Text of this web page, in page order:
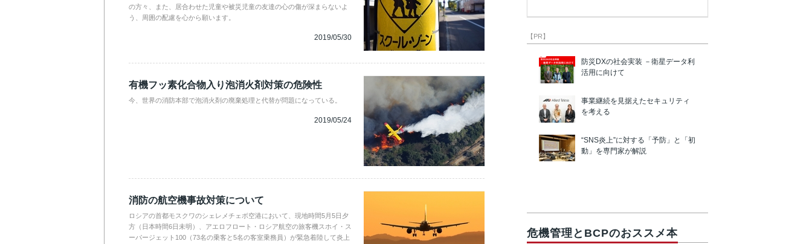
の方々、また、居合わせた児童や被災児童の友達の心の傷が深まらないよ
う、周囲の配慮を心から願います。
2019/05/30
有機フッ素化合物入り泡消火剤対策の危険性
今、世界の消防本部で泡消火剤の廃棄処理と代替が問題になっている。
2019/05/24
消防の航空機事故対策について
ロシアの首都モスクワのシェレメチェボ空港において、現地時間5月5日夕
方（日本時間6日未明）、アエロフロート・ロシア航空の旅客機スホイ・ス
ーパージェット100（73名の乗客と5名の客室乗務員）が緊急着陸して炎上
【PR】
防災DXの社会実装 －衛星データ利
活用に向けて
事業継続を見据えたセキュリティ
を考える
“SNS炎上”に対する「予防」と「初
動」を専門家が解説
危機管理とBCPのおススメ本